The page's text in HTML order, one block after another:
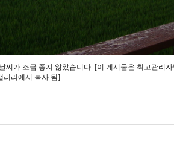
씨가 조금 좋지 않았습니다. [이 게시물은 최고관리
러리에서 복사 됨]